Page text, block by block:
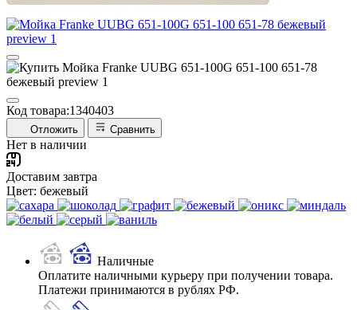
Код товара:1340403
Отложить Сравнить
Нет в наличии
Доставим завтра
Цвет: бежевый
Наличные
Оплатите наличными курьеру при получении товара.
Платежи принимаются в рублях РФ.